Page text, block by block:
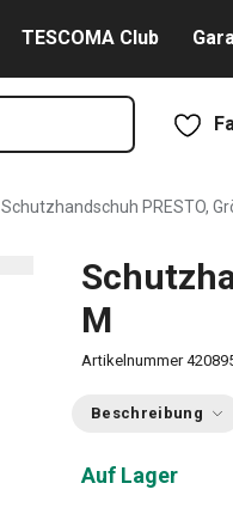
TESCOMA Club
Schutzhandschuh PRESTO,
M
Artikelnummer
Beschreibung
Auf Lager